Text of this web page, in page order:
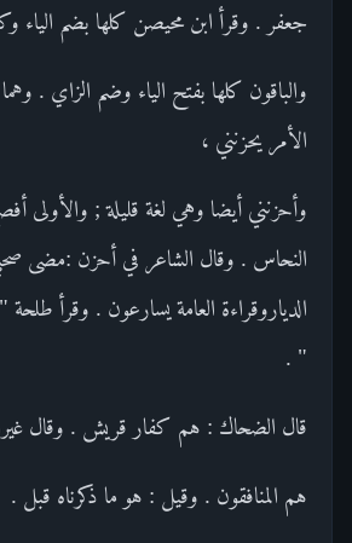
جعفر . وقرأ ابن محيصن كلها بضم الياء
والباقون كلها بفتح الياء وضم الزاي .
الأمر يحزنني ،
وأحزنني أيضا وهي لغة قليلة ; والأولى
النحاس . وقال الشاعر في أحزن :مضى
الدياروقراءة العامة يسارعون . وقرأ
" .
قال الضحاك : هم كفار قريش . وقال
هم المنافقون . وقيل : هو ما ذكرناه قبل .